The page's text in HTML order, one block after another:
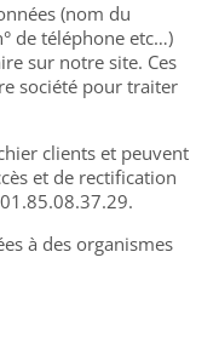
(nom du
de téléphone etc…)
sur notre site. Ces
société pour traiter
clients et peuvent
et de rectification
à des organismes